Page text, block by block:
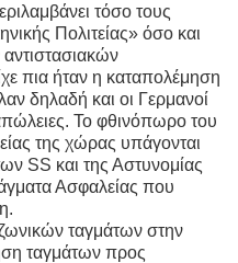
τόσο τους
Πολιτείας» όσο και
πια ήταν η καταπολέμηση
δηλαδή και οι Γερμανοί
Το φθινόπωρο του
της χώρας υπάγονται
SS και της Αστυνομίας
Ασφαλείας που
ταγμάτων στην
ταγμάτων προς